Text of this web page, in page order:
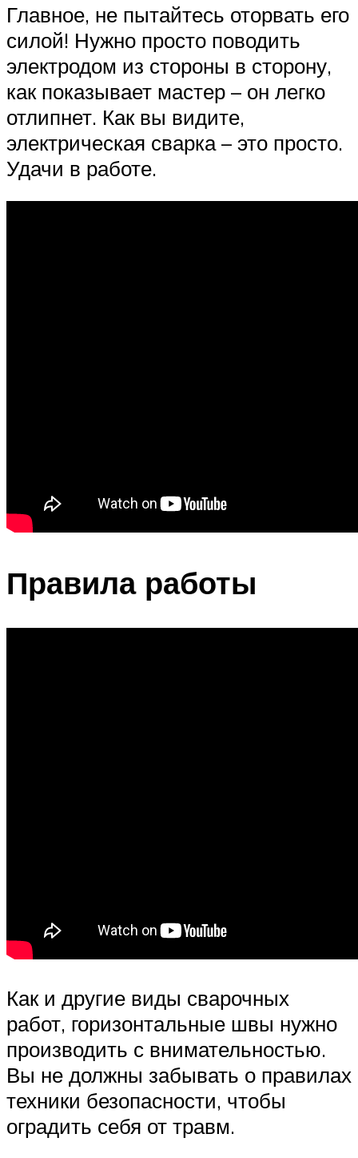
Главное, не пытайтесь оторвать его
силой! Нужно просто поводить
электродом из стороны в сторону,
как показывает мастер – он легко
отлипнет. Как вы видите,
электрическая сварка – это просто.
Удачи в работе.
Правила работы
Как и другие виды сварочных
работ, горизонтальные швы нужно
производить с внимательностью.
Вы не должны забывать о правилах
техники безопасности, чтобы
оградить себя от травм.